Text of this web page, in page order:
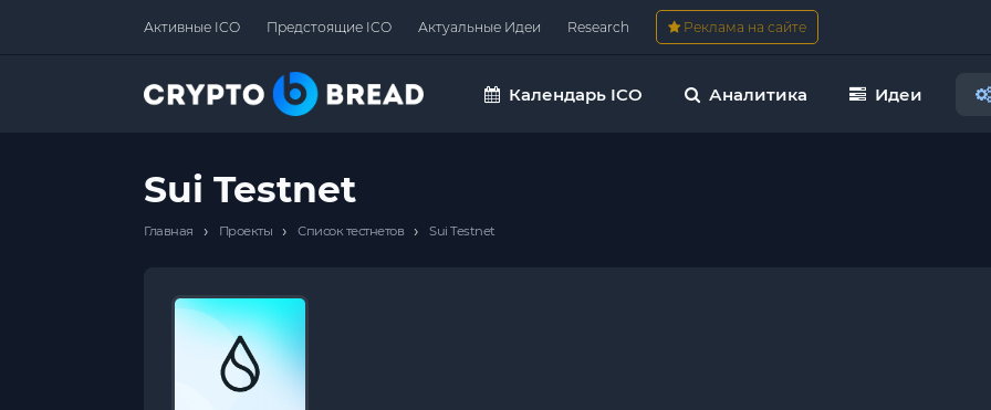
Активные ICO Предстоящие ICO Актуальные Идеи Research Реклама на сайте
Календарь ICO Аналитика Идеи
Sui Testnet
Главная › Проекты › Список тестнетов › Sui Testnet